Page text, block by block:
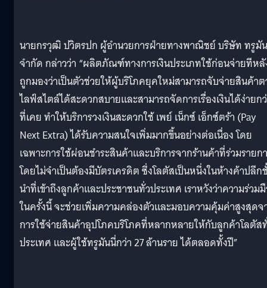
นายกรวุฒิ ปวิตรปก ผู้อำนวยการฝ่ายทางพาณิชย์ บริษัท ทรูมั
จำกัด กล่าวว่า “ผลิตภัณฑ์ทางการเงินประเภทใช้ก่อนจ่ายทีห
ถูกมองว่าเป็นตัวช่วยให้ผู้บริโภคยุคใหม่สามารถจับจ่ายสินค้า
ไลฟ์สไตล์ได้สะดวกสบายและสามารถจัดการเรื่องเงินได้ง่ายก
ที่เคย ทำให้บริการวงเงินสะดวกใช้ เพย์ เน็กซ์ เอ็กซ์ตร้า (Pay
Next Extra) ได้รับความสนใจเพิ่มมากขึ้นอย่างต่อเนื่อง โดย
เฉพาะการใช้ผ่อนชำระสินค้าและบริการจากร้านค้าที่ร่วมรายก
โดยไม่จำเป็นต้องมีบัตรเครดิต ซึ่งโลตัสเป็นหนึ่งในห้างค้าปลีก
นำที่เข้าถึงลูกค้าและประชาชนทั่วประเทศ เราหวังว่าความร่วม
ในครั้งนี้ จะช่วยเพิ่มความคล่องตัวและมอบความคุ้มค่าสูงสุดจ
การใช้จ่ายสินค้าอุปโภคบริโภคที่หลากหลายให้กับลูกค้าโลตัส
ประเทศ และผู้ใช้ทรูมันนี่กว่า 27 ล้านราย ได้ตลอดทั้งปี”